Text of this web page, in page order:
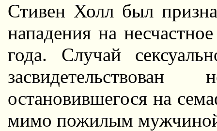
Стивен Холл был
нападения на
года. Случай
остановившегося на
мимо пожилым